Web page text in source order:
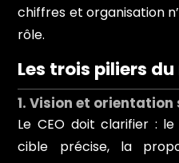
chiffres et organisation
rôle.
Les trois piliers
1. Vision et
Le CEO doit clarifier :
cible précise, la